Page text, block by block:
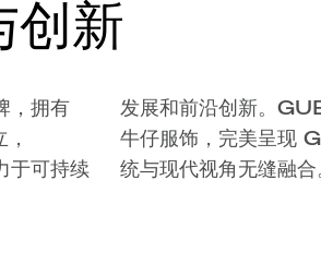
创新
，拥有
于可持续
基础款
统与现代视角无缝融合